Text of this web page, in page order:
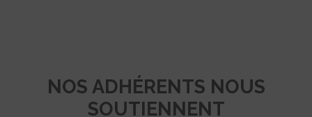
NOS ADHÉRENTS NOUS
SOUTIENNENT